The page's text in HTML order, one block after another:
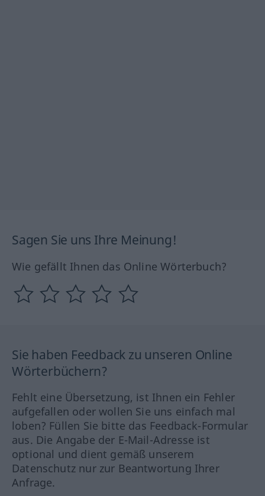
Sagen Sie uns Ihre Meinung!
Wie gefällt Ihnen das Online Wörterbuch?
Sie haben Feedback zu unseren Online
Wörterbüchern?
Fehlt eine Übersetzung, ist Ihnen ein Fehler
aufgefallen oder wollen Sie uns einfach mal
loben? Füllen Sie bitte das Feedback-Formular
aus. Die Angabe der E-Mail-Adresse ist
optional und dient gemäß unserem
Datenschutz nur zur Beantwortung Ihrer
Anfrage.